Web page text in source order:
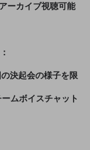
ーカイブ視聴可能
決起会の様子を限
ムボイスチャット